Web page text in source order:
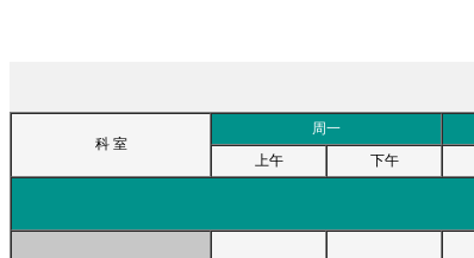
科 室
周一
上午
下午